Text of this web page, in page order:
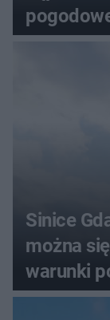
Sinice
można
warunki